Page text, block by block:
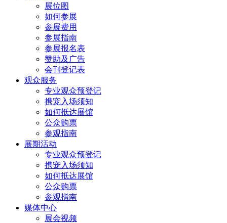
展位图
如何参展
参展费用
参展指南
参展报名表
赞助及广告
会刊登记表
观众服务
专业观众预登记
携宠入场须知
如何抵达展馆
公众购票
参观指南
展期活动
专业观众预登记
携宠入场须知
如何抵达展馆
公众购票
参观指南
媒体中心
展会视频